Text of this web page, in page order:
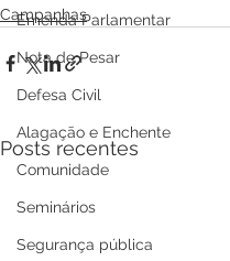
Emenda Parlamentar
Nota de Pesar
Defesa Civil
Alagação e Enchente
Comunidade
Seminários
Segurança pública
Campanhas
Posts recentes